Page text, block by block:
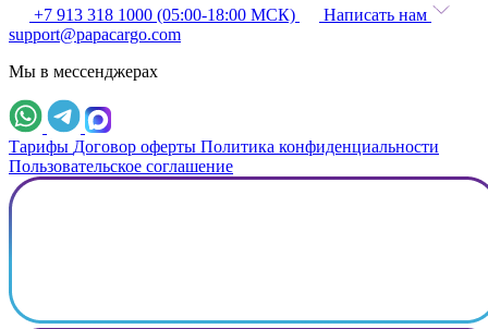
+7 913 318 1000 (05:00-18:00 МСК)
Написать нам
support@papacargo.com
Мы в мессенджерах
Тарифы Договор оферты Политика конфиденциальности
Пользовательское соглашение